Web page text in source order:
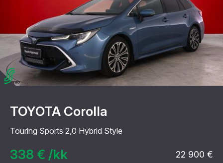
TOYOTA Corolla
Touring Sports 2,0 Hybrid Style
338 € /kk 22 900 €